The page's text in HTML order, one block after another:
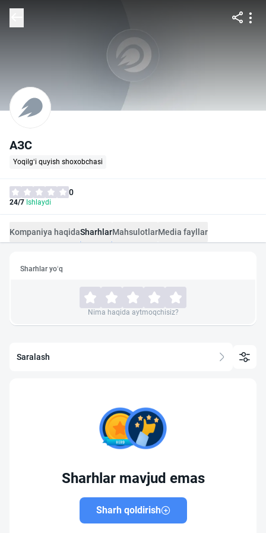
АЗС
Yoqilg‘i quyish shoxobchasi
0
24/7 Ishlaydi
Kompaniya haqidaSharhlarMahsulotlarMedia fayllar
Sharhlar yo‘q
Nima haqida aytmoqchisiz?
Saralash
Sharhlar mavjud emas
Sharh qoldirish